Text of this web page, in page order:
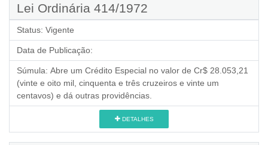
Lei Ordinária 414/1972
Status: Vigente
Data de Publicação:
Súmula: Abre um Crédito Especial no valor de Cr$ 28.053,21
(vinte e oito mil, cinquenta e três cruzeiros e vinte um
centavos) e dá outras providências.
DETALHES